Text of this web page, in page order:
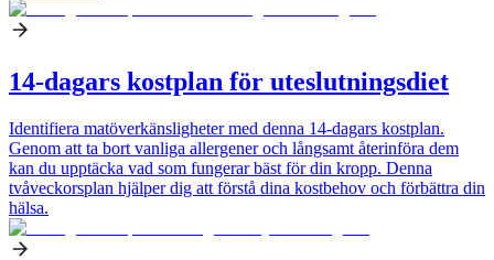
14-dagars kostplan för uteslutningsdiet
Identifiera matöverkänsligheter med denna 14-dagars kostplan.
Genom att ta bort vanliga allergener och långsamt återinföra dem
kan du upptäcka vad som fungerar bäst för din kropp. Denna
tvåveckorsplan hjälper dig att förstå dina kostbehov och förbättra din
hälsa.